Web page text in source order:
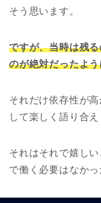
そう思います。
ですが、当時は残
のが絶対だったよ
それだけ依存性が
して楽しく語り合え
それはそれで嬉し
で働く必要はなかっ